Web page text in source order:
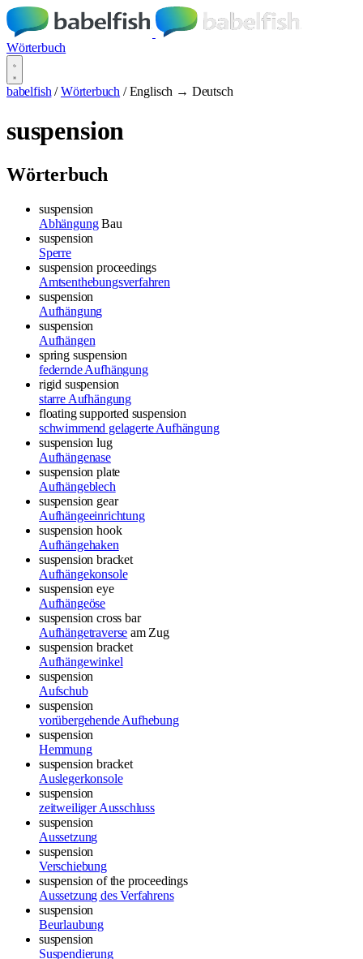
Wörterbuch
babelfish / Wörterbuch / Englisch → Deutsch
suspension
Wörterbuch
suspension
Abhängung Bau
suspension
Sperre
suspension proceedings
Amtsenthebungsverfahren
suspension
Aufhängung
suspension
Aufhängen
spring suspension
federnde Aufhängung
rigid suspension
starre Aufhängung
floating supported suspension
schwimmend gelagerte Aufhängung
suspension lug
Aufhängenase
suspension plate
Aufhängeblech
suspension gear
Aufhängeeinrichtung
suspension hook
Aufhängehaken
suspension bracket
Aufhängekonsole
suspension eye
Aufhängeöse
suspension cross bar
Aufhängetraverse am Zug
suspension bracket
Aufhängewinkel
suspension
Aufschub
suspension
vorübergehende Aufhebung
suspension
Hemmung
suspension bracket
Auslegerkonsole
suspension
zeitweiliger Ausschluss
suspension
Aussetzung
suspension
Verschiebung
suspension of the proceedings
Aussetzung des Verfahrens
suspension
Beurlaubung
suspension
Suspendierung